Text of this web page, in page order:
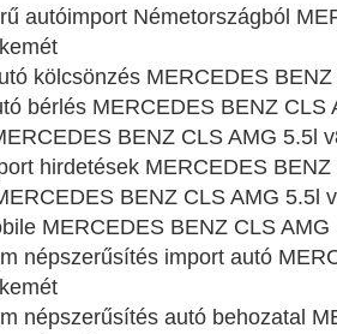
autóimport Németországból
kölcsönzés MERCEDES
bérlés MERCEDES BENZ CLS
BENZ CLS AMG 5.5l
hirdetések MERCEDES
BENZ CLS AMG 5.5l
MERCEDES BENZ CLS
népszerűsítés import autó
népszerűsítés autó behozatal